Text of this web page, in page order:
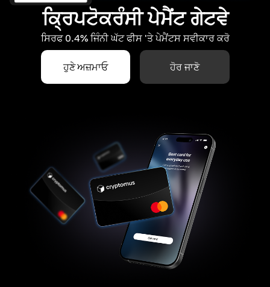
ਕ੍ਰਿਪਟੋਕਰੰਸੀ ਪੇਮੈਂਟ ਗੇਟਵੇ
ਸਿਰਫ 0.4% ਜਿੰਨੀ ਘੱਟ ਫੀਸ 'ਤੇ ਪੇਮੈਂਟਸ ਸਵੀਕਾਰ ਕਰੋ
ਹੁਣੇ ਅਜ਼ਮਾਓ ਹੋਰ ਜਾਣੋ